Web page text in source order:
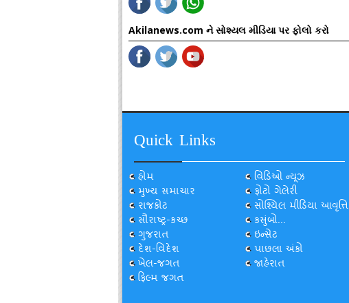
Akilanews.com ને સોશ્યલ મીડિયા પર ફોલો કરો
Quick Links
હોમ
મુખ્ય સમાચાર
રાજકોટ
સૌરાષ્ટ્ર-કચ્છ
ગુજરાત
દેશ-વિદેશ
ખેલ-જગત
ફિલ્મ જગત
વિડિઓ ન્યૂઝ
ફોટો ગેલેરી
સોશ્યિલ મીડિયા આવૃત્તિ
કસુંબો...
ઇન્સેટ
પાછલા અંકો
જાહેરાત